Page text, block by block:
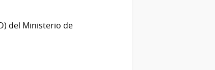
del Ministerio de